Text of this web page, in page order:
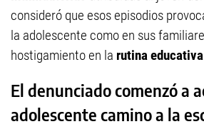
consideró que esos episodios
la adolescente como en sus
hostigamiento en la rutina
El denunciado comenzó a
adolescente camino a la